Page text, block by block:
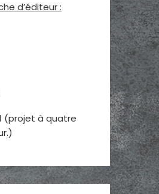
d’éditeur :
(projet à quatre